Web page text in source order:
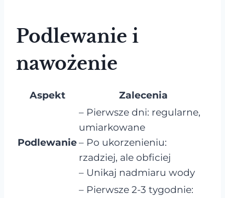
Podlewanie i
nawożenie
Aspekt Zalecenia
Podlewanie
– Pierwsze dni: regularne,
umiarkowane
– Po ukorzenieniu:
rzadziej, ale obficiej
– Unikaj nadmiaru wody
– Pierwsze 2-3 tygodnie: